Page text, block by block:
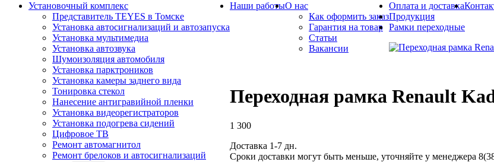
Установочный комплекс
Представитель TEYES в Томске
Установка автосигнализаций и автозапуска
Установка мультимедиа
Установка автозвука
Шумоизоляция автомобиля
Установка парктроников
Установка камеры заднего вида
Тонировка стекол
Нанесение антигравийной пленки
Установка видеорегистраторов
Установка подогрева сидений
Цифровое ТВ
Ремонт автомагнитол
Ремонт брелоков и автосигнализаций
Наши работыО нас
Как оформить заказ
Гарантия на товар
Статьи
Вакансии
Оплата и доставка
Продукция
Рамки переходные
Переходная рамка Renault
1 300
Доставка 1-7 дн.
Сроки доставки могут быть меньше, уточняйте у менеджера